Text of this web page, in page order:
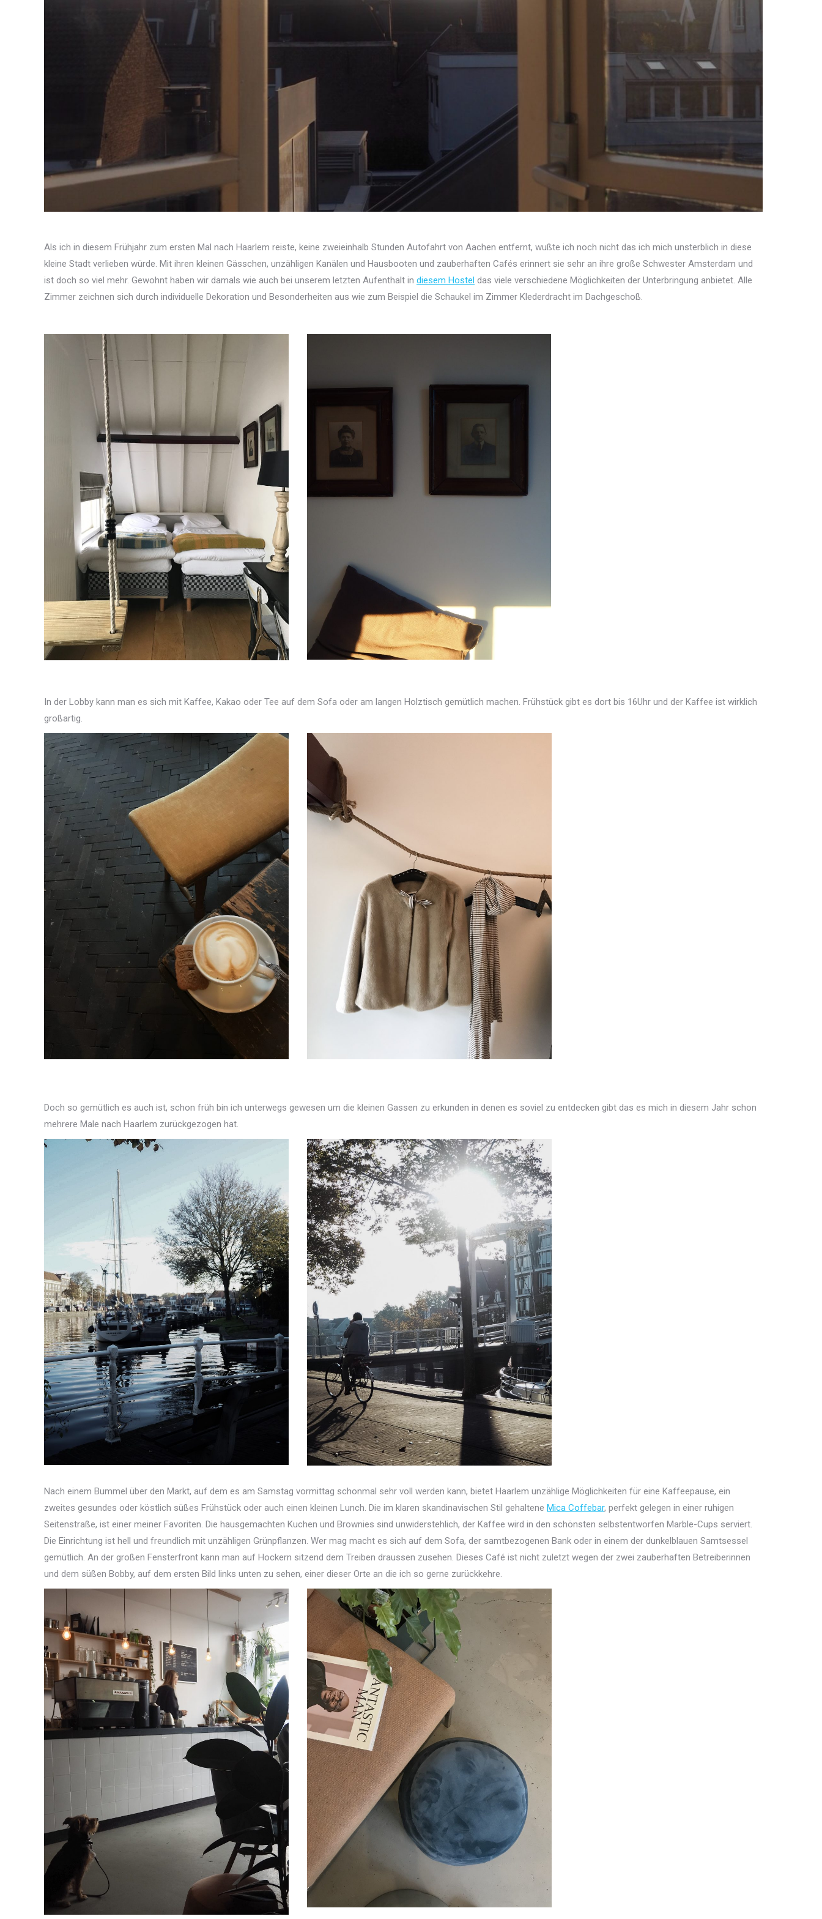
Als ich in diesem Frühjahr zum ersten Mal nach Haarlem reiste, keine zweieinhalb Stunden Autofahrt von Aachen entfernt, wußte ich noch nicht das ich mich unsterblich in diese
kleine Stadt verlieben würde. Mit ihren kleinen Gässchen, unzähligen Kanälen und Hausbooten und zauberhaften Cafés erinnert sie sehr an ihre große Schwester Amsterdam und
ist doch so viel mehr. Gewohnt haben wir damals wie auch bei unserem letzten Aufenthalt in diesem Hostel das viele verschiedene Möglichkeiten der Unterbringung anbietet. Alle
Zimmer zeichnen sich durch individuelle Dekoration und Besonderheiten aus wie zum Beispiel die Schaukel im Zimmer Klederdracht im Dachgeschoß.
In der Lobby kann man es sich mit Kaffee, Kakao oder Tee auf dem Sofa oder am langen Holztisch gemütlich machen. Frühstück gibt es dort bis 16Uhr und der Kaffee ist wirklich
großartig.
Doch so gemütlich es auch ist, schon früh bin ich unterwegs gewesen um die kleinen Gassen zu erkunden in denen es soviel zu entdecken gibt das es mich in diesem Jahr schon
mehrere Male nach Haarlem zurückgezogen hat.
Nach einem Bummel über den Markt, auf dem es am Samstag vormittag schonmal sehr voll werden kann, bietet Haarlem unzählige Möglichkeiten für eine Kaffeepause, ein
zweites gesundes oder köstlich süßes Frühstück oder auch einen kleinen Lunch. Die im klaren skandinavischen Stil gehaltene Mica Coffebar, perfekt gelegen in einer ruhigen
Seitenstraße, ist einer meiner Favoriten. Die hausgemachten Kuchen und Brownies sind unwiderstehlich, der Kaffee wird in den schönsten selbstentworfen Marble-Cups serviert.
Die Einrichtung ist hell und freundlich mit unzähligen Grünpflanzen. Wer mag macht es sich auf dem Sofa, der samtbezogenen Bank oder in einem der dunkelblauen Samtsessel
gemütlich. An der großen Fensterfront kann man auf Hockern sitzend dem Treiben draussen zusehen. Dieses Café ist nicht zuletzt wegen der zwei zauberhaften Betreiberinnen
und dem süßen Bobby, auf dem ersten Bild links unten zu sehen, einer dieser Orte an die ich so gerne zurückkehre.